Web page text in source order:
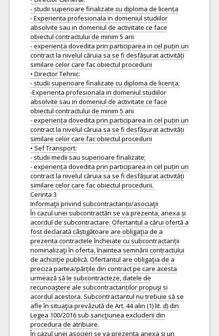
- studii superioare finalizate cu diploma de licența
- Experienta profesionala in domeniul studiilor
absolvite sau in domeniul de activitate ce face
obiectul contractului de minim 5 ani
- experiența dovedita prin participarea in cel puțin un
contract la nivelul căruia sa se fi desfășurat activități
similare celor care fac obiectul procedurii
• Director Tehnic:
- studii superioare finalizate cu diploma de licența;
-Experienta profesionala in domeniul studiilor
absolvite sau in domeniul de activitate ce face
obiectul contractului de minim 5 ani
- experiența dovedita prin participarea in cel puțin un
contract la nivelul căruia sa se fi desfășurat activități
similare celor care fac obiectul procedurii
• Sef Transport:
- studii medii sau superioare finalizate;
- experiența dovedita prin participarea in cel puțin un
contract la nivelul căruia sa se fi desfășurat activități
similare celor care fac obiectul procedurii.
Cerinta 3
Informaţii privind subcontractanții/asociaţii
În cazul unei subcontractări se va prezenta, anexa și
acordul de subcontractare. Ofertantul a cărui ofertă a
fost declarată câștigătoare are obligaţia de a
prezenta contractele încheiate cu subcontractanții
nominalizaţi în oferta, înaintea semnării contractului
de achiziţie publică. Ofertantul are obligaţia de a
preciza partea/părțile din contract pe care acesta
urmează să le subcontracteze, datele de
recunoaştere ale subcontractanților propuşi si
acordul acestora. Subcontractantul nu trebuie să se
afle în situaţia prevăzută de Art. 44 alin (1) lit. d) din
Legea 100/2016 sub sancţiunea excluderii din
procedura de atribuire.
În cazul unei asocieri se va prezenta anexa și un